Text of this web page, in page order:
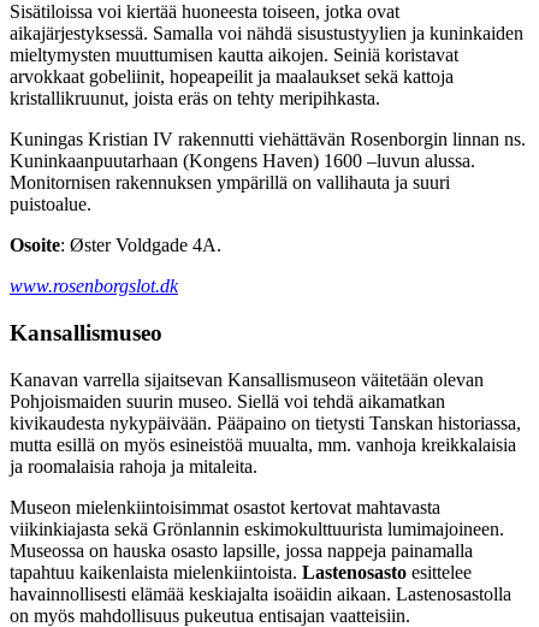
Sisätiloissa voi kiertää huoneesta toiseen, jotka ovat
aikajärjestyksessä. Samalla voi nähdä sisustustyylien ja kuninkaiden
mieltymysten muuttumisen kautta aikojen. Seiniä koristavat
arvokkaat gobeliinit, hopeapeilit ja maalaukset sekä kattoja
kristallikruunut, joista eräs on tehty meripihkasta.
Kuningas Kristian IV rakennutti viehättävän Rosenborgin linnan ns.
Kuninkaanpuutarhaan (Kongens Haven) 1600 –luvun alussa.
Monitornisen rakennuksen ympärillä on vallihauta ja suuri
puistoalue.
Osoite: Øster Voldgade 4A.
www.rosenborgslot.dk
Kansallismuseo
Kanavan varrella sijaitsevan Kansallismuseon väitetään olevan
Pohjoismaiden suurin museo. Siellä voi tehdä aikamatkan
kivikaudesta nykypäivään. Pääpaino on tietysti Tanskan historiassa,
mutta esillä on myös esineistöä muualta, mm. vanhoja kreikkalaisia
ja roomalaisia rahoja ja mitaleita.
Museon mielenkiintoisimmat osastot kertovat mahtavasta
viikinkiajasta sekä Grönlannin eskimokulttuurista lumimajoineen.
Museossa on hauska osasto lapsille, jossa nappeja painamalla
tapahtuu kaikenlaista mielenkiintoista. Lastenosasto esittelee
havainnollisesti elämää keskiajalta isoäidin aikaan. Lastenosastolla
on myös mahdollisuus pukeutua entisajan vaatteisiin.